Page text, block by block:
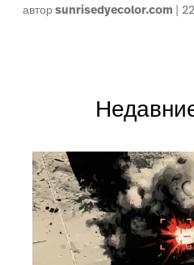
авторsunrisedyecolor.com